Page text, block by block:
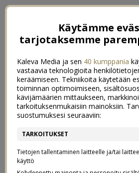
Käytämme
tarjotaksemme
Kaleva Media ja sen 40 kumppania
vastaavia teknologioita
keräämiseen. Tekniikoita käytetään
toiminnan optimoimiseen,
kävijämäärien mittaukseen,
tarkoituksenmukaisiin mainoksiin.
suostumuksesi seuraaviin:
TARKOITUKSET
Tietojen tallentaminen laitteelle ja/tai
käyttö